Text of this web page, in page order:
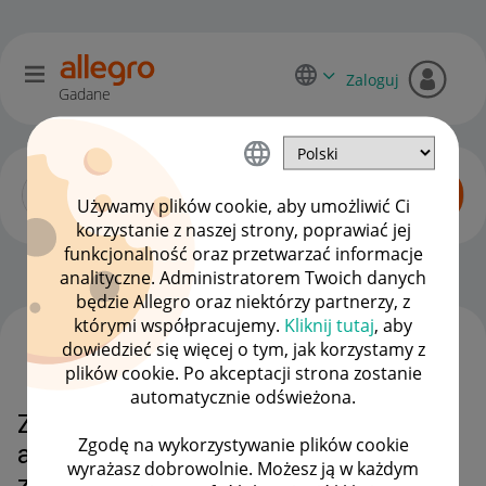
Używamy plików cookie, aby umożliwić Ci
korzystanie z naszej strony, poprawiać jej
funkcjonalność oraz przetwarzać informacje
analityczne. Administratorem Twoich danych
będzie Allegro oraz niektórzy partnerzy, z
którymi współpracujemy. Kliknij tutaj, aby
dowiedzieć się więcej o tym, jak korzystamy z
plików cookie. Po akceptacji strona zostanie
automatycznie odświeżona.
Zgodę na wykorzystywanie plików cookie
wyrażasz dobrowolnie. Możesz ją w każdym
Gadane
Zaloguj
Dyskusje kupujących OPCJE
Zwrot monet a transakacja
anulowana bez faktycznego
WSZYSTKIE TEMATY